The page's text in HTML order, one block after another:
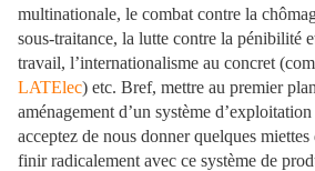
multinationale, le combat contre la
sous-traitance, la lutte contre la pénibilité
travail, l’internationalisme au concret
LATElec) etc. Bref, mettre au premier
aménagement d’un système
acceptez de nous donner quelques
finir radicalement avec ce système de